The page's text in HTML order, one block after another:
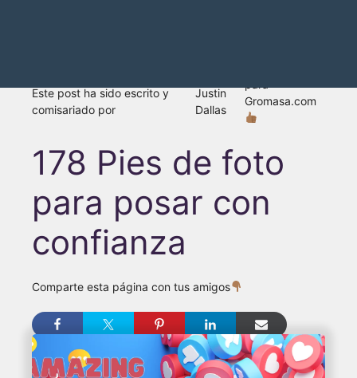
Este post ha sido escrito y
comisariado por
Justin
Dallas
Gromasa.com
178 Pies de foto
para posar con
confianza
Comparte esta página con tus amigos